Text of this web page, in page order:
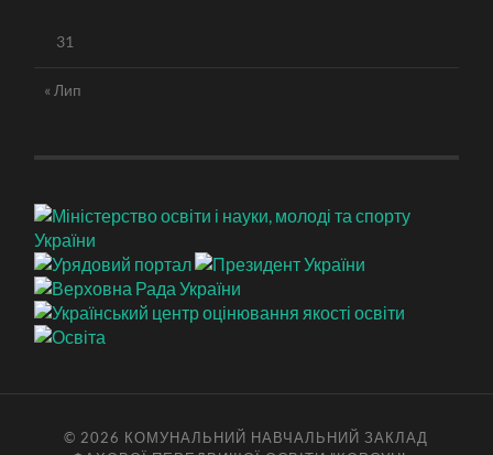
31
« Лип
© 2026 КОМУНАЛЬНИЙ НАВЧАЛЬНИЙ ЗАКЛАД